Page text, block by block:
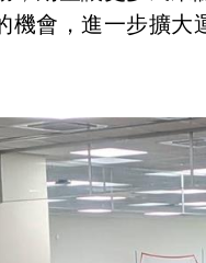
機會，進一步擴大